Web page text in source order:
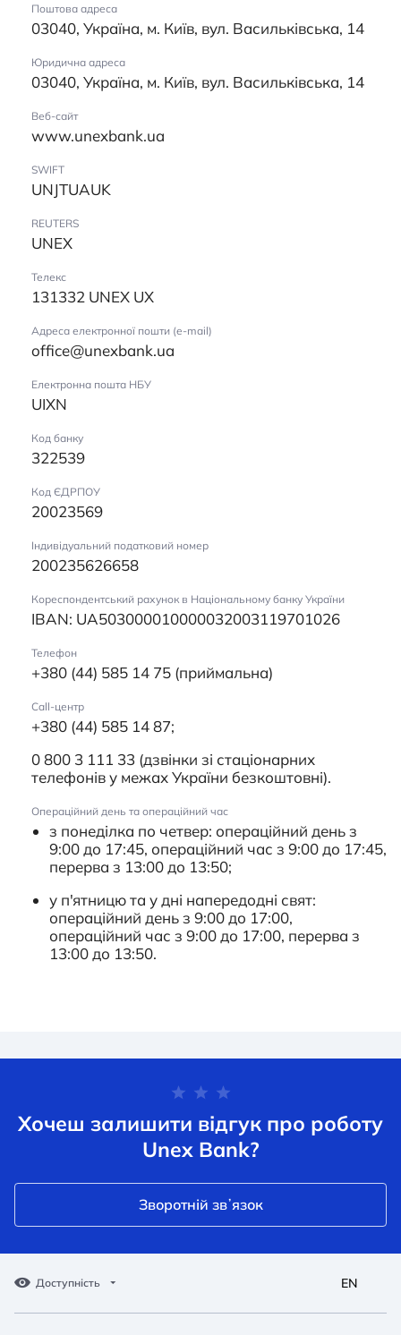
Поштова адреса
03040, Україна, м. Київ, вул. Васильківська, 14
Юридична адреса
03040, Україна, м. Київ, вул. Васильківська, 14
Веб-сайт
www.unexbank.ua
SWIFT
UNJTUAUK
REUTERS
UNEX
Телекс
131332 UNEX UX
Адреса електронної пошти (e-mail)
office@unexbank.ua
Електронна пошта НБУ
UIXN
Код банку
322539
Код ЄДРПОУ
20023569
Індивідуальний податковий номер
200235626658
Кореспондентський рахунок в Національному банку України
IBAN: UA503000010000032003119701026
Телефон
+380 (44) 585 14 75 (приймальна)
Сall-центр
+380 (44) 585 14 87;
0 800 3 111 33 (дзвінки зі стаціонарних
телефонів у межах України безкоштовні).
Операційний день та операційний час
з понеділка по четвер: операційний день з
9:00 до 17:45, операційний час з 9:00 до 17:45,
перерва з 13:00 до 13:50;
у п'ятницю та у дні напередодні свят:
операційний день з 9:00 до 17:00,
операційний час з 9:00 до 17:00, перерва з
13:00 до 13:50.
Хочеш залишити відгук про роботу
Unex Bank?
Зворотній звʼязок
Доступність EN